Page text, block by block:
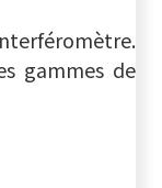
gammes de